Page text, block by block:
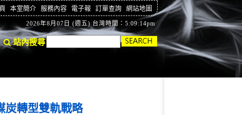
本室簡介 服務內容 電子報 訂單查詢 網站地圖
2026年8月07日 (週五) 台灣時間：5:09:15pm
站內搜尋
炭轉型雙軌戰略